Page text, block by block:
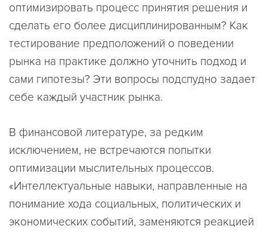
оптимизировать процесс принятия решения и
сделать его более дисциплинированным? Как
тестирование предположений о поведении
рынка на практике должно уточнить подход и
сами гипотезы? Эти вопросы подспудно задает
себе каждый участник рынка.
В финансовой литературе, за редким
исключением, не встречаются попытки
оптимизации мыслительных процессов.
«Интеллектуальные навыки, направленные на
понимание хода социальных, политических и
экономических событий, заменяются реакцией